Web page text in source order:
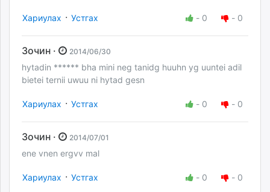
Хариулах · Устгах - 0 - 0
Зочин · 2014/06/30
hytadin ****** bha mini neg tanidg huuhn yg uuntei adil
bietei ternii uwuu ni hytad gesn
Хариулах · Устгах - 0 - 0
Зочин · 2014/07/01
ene vnen ergvv mal
Хариулах · Устгах - 0 - 0